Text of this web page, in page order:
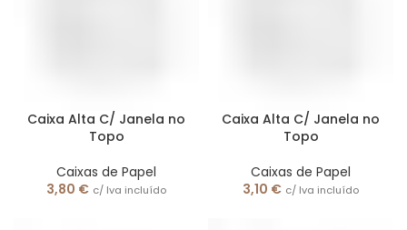
Caixa Alta C/ Janela no
Topo
Caixas de Papel
3,80 € c/ Iva incluído
Caixa Alta C/ Janela no
Topo
Caixas de Papel
3,10 € c/ Iva incluído